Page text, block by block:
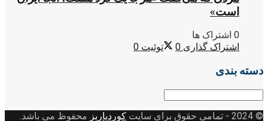
است»
0 اشتراک ها
اشتراک گذاری 0 توئیت 0
دسته بندی
دسته
© 2024
- تمامی حقوق برای سایت کوردپاریز محفوظ می باشد.